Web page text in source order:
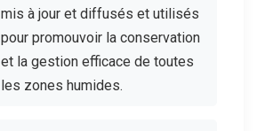
mis à jour et diffusés et utilisés
pour promouvoir la conservation
et la gestion efficace de toutes
les zones humides.